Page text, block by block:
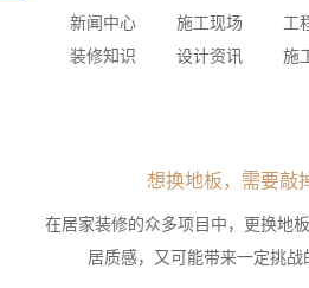
新闻中心 施工现场 工
装修知识
设计资讯 施
想换地板，需要敲
在居家装修的众多项目中，更换地
居质感，又可能带来一定挑战